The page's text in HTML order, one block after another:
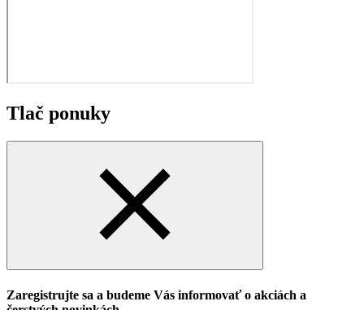
Tlač ponuky
Zaregistrujte sa a budeme Vás informovať o akciách a